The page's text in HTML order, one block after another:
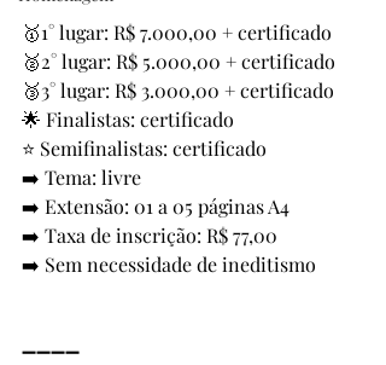
🥇1° lugar: R$ 7.000,00 + certificado
🥈2° lugar: R$ 5.000,00 + certificado
🥉3° lugar: R$ 3.000,00 + certificado
🌟 Finalistas: certificado
⭐ Semifinalistas: certificado
➡️ Tema: livre
➡️ Extensão: 01 a 05 páginas A4
➡️ Taxa de inscrição: R$ 77,00
➡️ Sem necessidade de ineditismo
➖➖➖➖